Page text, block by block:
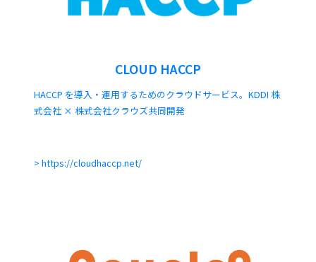
CLOUD HACCP
HACCP を導入・運用するためのクラウドサービス。KDDI 株
式会社 × 株式会社クラウズ共同開発
https://cloudhaccp.net/